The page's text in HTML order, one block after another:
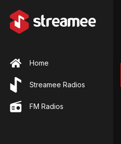
Home
Streamee Radios
FM Radios